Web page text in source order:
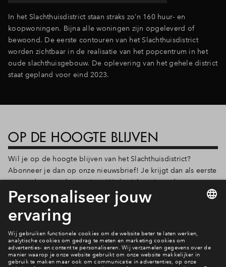
In het Slachthuisdistrict staan straks zo’n 160 huur- en
koopwoningen. Bijna alle woningen zijn opgeleverd of
bewoond. De eerste contouren van het Slachthuisdistrict
worden zichtbaar in de realisatie van het popcentrum in het
oude slachthuisgebouw. De oplevering van het gehele district
staat gepland voor eind 2023.
OP DE HOOGTE BLIJVEN
Wil je op de hoogte blijven van het Slachthuisdistrict?
Abonneer je dan op onze nieuwsbrief! Je krijgt dan als eerste
een update over het project. We berichten je onder meer
wanneer er een voorlopige prijsindicatie is en wanneer de
woningen daadwerkelijk in verkoop gaan. Schrijf je in
onderaan deze pagina.
Wonen op deze monumentale plek?